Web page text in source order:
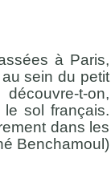
à Paris,
sein du petit
t-on,
le sol français.
dans les
Benchamoul)